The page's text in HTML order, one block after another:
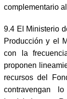
complementario
9.4 El Ministerio
Producción y el
con la
proponen
recursos del
contravengan